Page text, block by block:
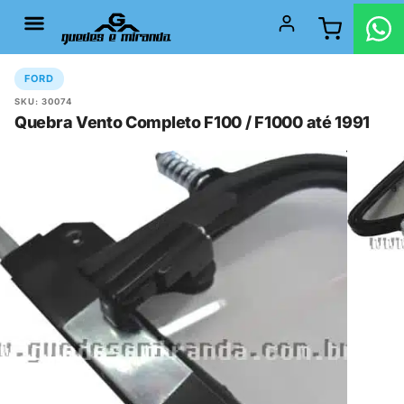
FORD
SKU: 30074
Quebra Vento Completo F100 / F1000 até 1991